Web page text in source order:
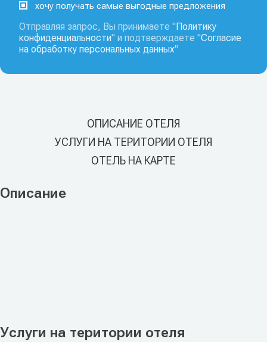
хочу получать самые выгодные предложения
Отправляя запрос, Вы принимаете " Политику
конфиденциальности" и подтверждаете "Согласие
на обработку персональных данных"
ОПИСАНИЕ ОТЕЛЯ
УСЛУГИ НА ТЕРИТОРИИ ОТЕЛЯ
ОТЕЛЬ НА КАРТЕ
Описание
Услуги на територии отеля